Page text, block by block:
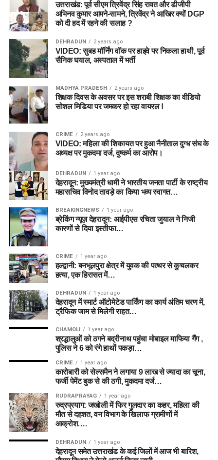
उत्तराखंड: पूर्व सीएम त्रिवेंद्र सिंह रावत और डीजीपी
अभिनव कुमार आमने-सामने, त्रिवेंद्र ने आखिर क्यों DGP
को दी हद में रहने की सलाह ?
DEHRADUN 2 years ago
VIDEO: सुबह मॉर्निंग वॉक पर हाइवे पर निकला हाथी, पूर्व
सैनिक घयाल, अस्पताल में भर्ती
MADHYA PRADESH 2 years ago
शिक्षक दिवस के अवसर पर इस शराबी शिक्षक का वीडियो
सोशल मिडिया पर जमकर हो रहा वायरल !
CRIME 2 years ago
VIDEO: महिला की शिकायत पर हुआ नैनीताल दुग्ध संघ के
अध्यक्ष पर मुकदमा दर्ज, दुष्कर्म का आरोप।
DEHRADUN 1 year ago
देहरादून: मुख्यमंत्री धामी ने भारतीय जनता पार्टी के राष्ट्रीय
महासचिव विनोद तावड़े का किया भव्य स्वागत…
BREAKINGNEWS 1 year ago
ब्रेकिंग न्यूज़ देहरादून: आईपीएस रचिता जुयाल ने निजी
कारणों से दिया इस्तीफा…
CRIME 1 year ago
हल्द्वानी: बनभूलपुरा क्षेत्र में युवक की पत्थर से कुचलकर
हत्या, एक हिरासत में…
DEHRADUN 1 year ago
देहरादून में स्मार्ट ऑटोमेटेड पार्किंग का कार्य अंतिम चरण में,
ट्रैफिक जाम से मिलेगी राहत…
CHAMOLI 1 year ago
श्रद्धालुओं को ठगने बद्रीनाथ पहुंचा मोबाइल माफिया गैंग ,
पुलिस ने 6 को रंगे हाथों पकड़ा…
CRIME 1 year ago
कारोबारी को सेल्समैन ने लगाया 9 लाख से ज्यादा का चूना,
फर्जी पेमेंट बुक से की ठगी, मुकदमा दर्ज…
RUDRAPRAYAG 1 year ago
रुद्रप्रयाग: जखोली में फिर गुलदार का कहर, महिला की
मौत से दहशत, वन विभाग के खिलाफ ग्रामीणों में
आक्रोश….
DEHRADUN 1 year ago
देहरादून समेत उत्तराखंड के कई जिलों में आज भी बारिश,